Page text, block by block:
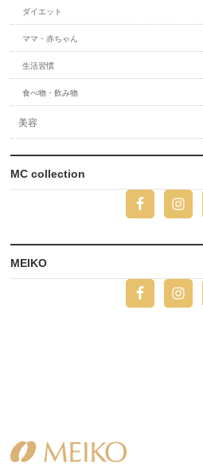
ダイエット
ママ・赤ちゃん
生活習慣
食べ物・飲み物
美容
MC collection
MEIKO